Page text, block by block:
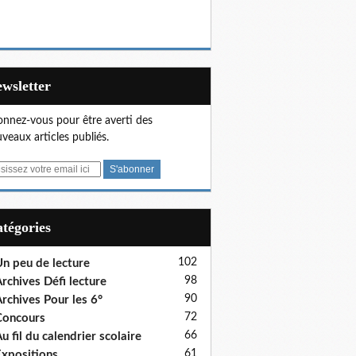
vous pour être averti des
articles publiés.
peu de lecture 102
Défi lecture 98
Pour les 6° 90
72
fil du calendrier scolaire 66
61